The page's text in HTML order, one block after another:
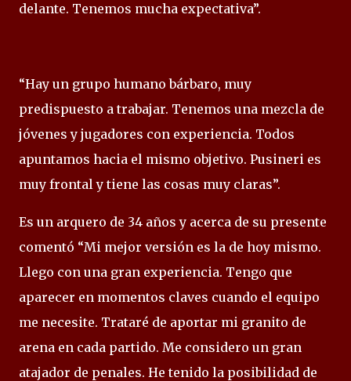
delante. Tenemos mucha expectativa”.
“Hay un grupo humano bárbaro, muy
predispuesto a trabajar. Tenemos una mezcla de
jóvenes y jugadores con experiencia. Todos
apuntamos hacia el mismo objetivo. Pusineri es
muy frontal y tiene las cosas muy claras”.
Es un arquero de 34 años y acerca de su presente
comentó “Mi mejor versión es la de hoy mismo.
Llego con una gran experiencia. Tengo que
aparecer en momentos claves cuando el equipo
me necesite. Trataré de aportar mi granito de
arena en cada partido. Me considero un gran
atajador de penales. He tenido la posibilidad de